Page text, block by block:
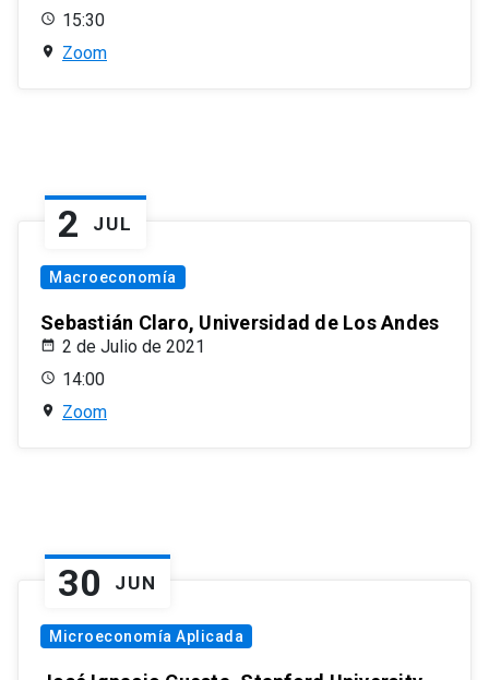
15:30
Zoom
2 JUL
Macroeconomía
Sebastián Claro, Universidad de Los Andes
2 de Julio de 2021
14:00
Zoom
30 JUN
Microeconomía Aplicada